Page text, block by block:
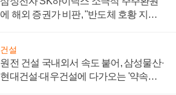
에 해외 증권가 비판, "반도체 호황 지속
건설
원전 건설 국내외서 속도 붙어, 삼성물산·
현대건설·대우건설에 다가오는 '약속의